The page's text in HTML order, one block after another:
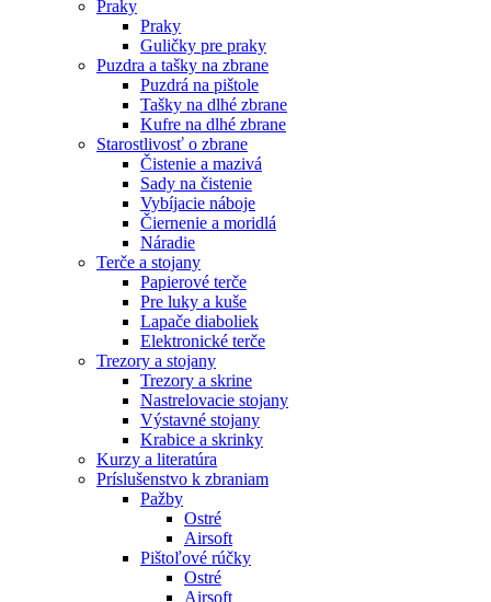
Praky
Praky
Guličky pre praky
Puzdra a tašky na zbrane
Puzdrá na pištole
Tašky na dlhé zbrane
Kufre na dlhé zbrane
Starostlivosť o zbrane
Čistenie a mazivá
Sady na čistenie
Vybíjacie náboje
Čiernenie a moridlá
Náradie
Terče a stojany
Papierové terče
Pre luky a kuše
Lapače diaboliek
Elektronické terče
Trezory a stojany
Trezory a skrine
Nastrelovacie stojany
Výstavné stojany
Krabice a skrinky
Kurzy a literatúra
Príslušenstvo k zbraniam
Pažby
Ostré
Airsoft
Pištoľové rúčky
Ostré
Airsoft